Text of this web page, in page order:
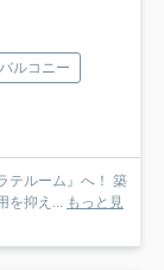
バルコニー
テルーム』へ！ 築
を抑え... もっと見